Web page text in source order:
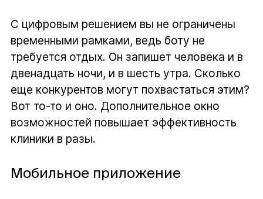
С цифровым решением вы не ограничены
временными рамками, ведь боту не
требуется отдых. Он запишет человека и в
двенадцать ночи, и в шесть утра. Сколько
еще конкурентов могут похвастаться этим?
Вот то-то и оно. Дополнительное окно
возможностей повышает эффективность
клиники в разы.
Мобильное приложение